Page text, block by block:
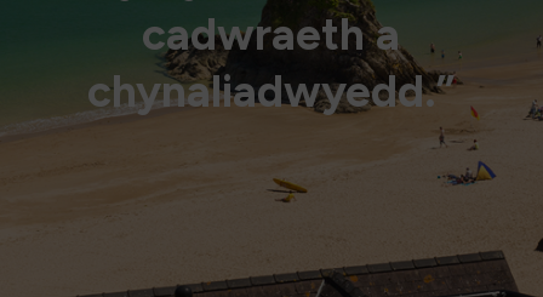
cadwraeth a
chynaliadwyedd.”